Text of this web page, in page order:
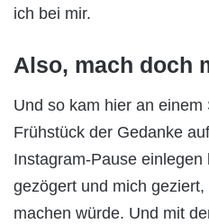
ich bei mir.
Also, mach doch
Und so kam hier an
Frühstück der Gedanke
Instagram-Pause einlegen
gezögert und mich
machen würde. Und mit